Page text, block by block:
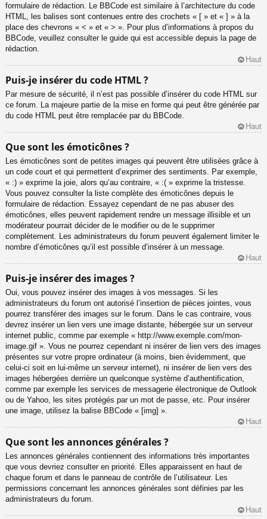
formulaire de rédaction. Le BBCode est similaire à l’architecture du code
HTML, les balises sont contenues entre des crochets « [ » et « ] » à la
place des chevrons « < » et « > ». Pour plus d’informations à propos du
BBCode, veuillez consulter le guide qui est accessible depuis la page de
rédaction.
Haut
Puis-je insérer du code HTML ?
Par mesure de sécurité, il n’est pas possible d’insérer du code HTML sur
ce forum. La majeure partie de la mise en forme qui peut être générée par
du code HTML peut être remplacée par du BBCode.
Haut
Que sont les émoticônes ?
Les émoticônes sont de petites images qui peuvent être utilisées grâce à
un code court et qui permettent d’exprimer des sentiments. Par exemple,
« :) » exprime la joie, alors qu’au contraire, « :( » exprime la tristesse.
Vous pouvez consulter la liste complète des émoticônes depuis le
formulaire de rédaction. Essayez cependant de ne pas abuser des
émoticônes, elles peuvent rapidement rendre un message illisible et un
modérateur pourrait décider de le modifier ou de le supprimer
complètement. Les administrateurs du forum peuvent également limiter le
nombre d’émoticônes qu’il est possible d’insérer à un message.
Haut
Puis-je insérer des images ?
Oui, vous pouvez insérer des images à vos messages. Si les
administrateurs du forum ont autorisé l’insertion de pièces jointes, vous
pourrez transférer des images sur le forum. Dans le cas contraire, vous
devrez insérer un lien vers une image distante, hébergée sur un serveur
internet public, comme par exemple « http://www.exemple.com/mon-
image.gif ». Vous ne pourrez cependant ni insérer de lien vers des images
présentes sur votre propre ordinateur (à moins, bien évidemment, que
celui-ci soit en lui-même un serveur internet), ni insérer de lien vers des
images hébergées derrière un quelconque système d’authentification,
comme par exemple les services de messagerie électronique de Outlook
ou de Yahoo, les sites protégés par un mot de passe, etc. Pour insérer
une image, utilisez la balise BBCode « [img] ».
Haut
Que sont les annonces générales ?
Les annonces générales contiennent des informations très importantes
que vous devriez consulter en priorité. Elles apparaissent en haut de
chaque forum et dans le panneau de contrôle de l’utilisateur. Les
permissions concernant les annonces générales sont définies par les
administrateurs du forum.
Haut